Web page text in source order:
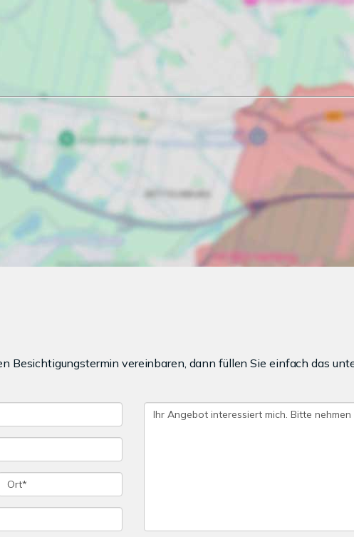
Besichtigungstermin vereinbaren, dann füllen Sie einfach das